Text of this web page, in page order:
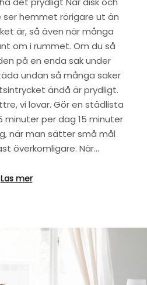
hemmet rörigare ut än
är, så även när många
om i rummet. Om du så
på en enda sak under
undan så många saker
ändå är prydligt.
vi lovar. Gör en städlista
minuter per dag 15 minuter
när man sätter små mål
överkomligare. När…